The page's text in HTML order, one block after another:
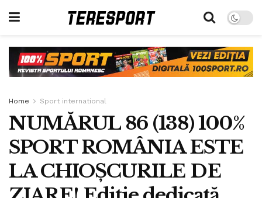
Home Sport international
NUMĂRUL 86 (138) 100%
SPORT ROMÂNIA ESTE
LA CHIOȘCURILE DE